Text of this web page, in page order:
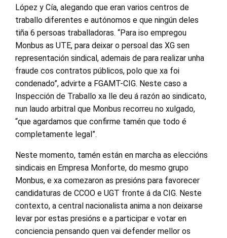
López y Cía, alegando que eran varios centros de
traballo diferentes e autónomos e que ningún deles
tiña 6 persoas traballadoras. “Para iso empregou
Monbus as UTE, para deixar o persoal das XG sen
representación sindical, ademais de para realizar unha
fraude cos contratos públicos, polo que xa foi
condenado”, advirte a FGAMT-CIG. Neste caso a
Inspección de Traballo xa lle deu á razón ao sindicato,
nun laudo arbitral que Monbus recorreu no xulgado,
“que agardamos que confirme tamén que todo é
completamente legal”.
Neste momento, tamén están en marcha as eleccións
sindicais en Empresa Monforte, do mesmo grupo
Monbus, e xa comezaron as presións para favorecer
candidaturas de CCOO e UGT fronte á da CIG. Neste
contexto, a central nacionalista anima a non deixarse
levar por estas presións e a participar e votar en
conciencia pensando quen vai defender mellor os